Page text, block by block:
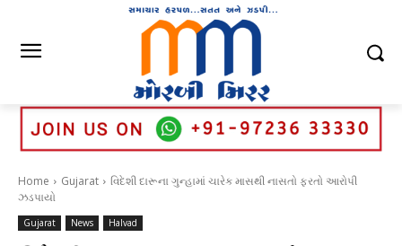
Home Gujarat
વિદેશી દારૂના ગુન્હામાં ચારેક માસથી નાસતો ફરતો આરોપી
ઝડપાયો
Gujarat News Halvad